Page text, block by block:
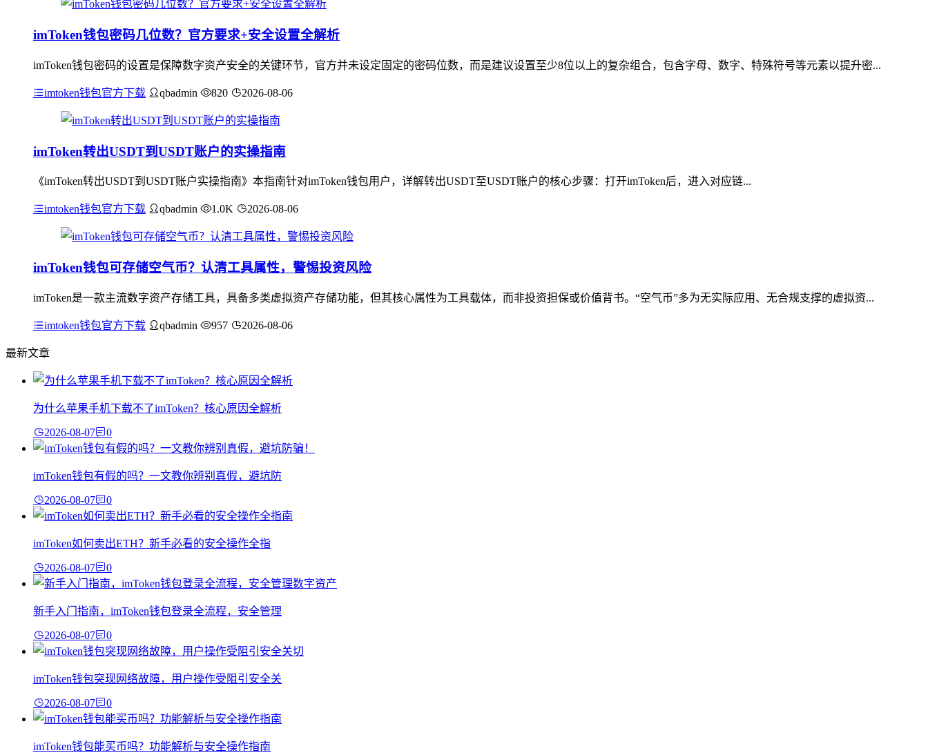
imToken钱包密码几位数？官方要求+安全设置全解析
imToken钱包密码的设置是保障数字资产安全的关键环节，官方并未设定固定的密码位数，而是建议设置至少8位以上的复杂组合，包含字母、数字、特殊符号等元素以提升密...
imtoken钱包官方下载 qbadmin 820 2026-08-06
imToken转出USDT到USDT账户的实操指南
《imToken转出USDT到USDT账户实操指南》本指南针对imToken钱包用户，详解转出USDT至USDT账户的核心步骤：打开imToken后，进入对应链...
imtoken钱包官方下载 qbadmin 1.0K 2026-08-06
imToken钱包可存储空气币？认清工具属性，警惕投资风险
imToken是一款主流数字资产存储工具，具备多类虚拟资产存储功能，但其核心属性为工具载体，而非投资担保或价值背书。“空气币”多为无实际应用、无合规支撑的虚拟资...
imtoken钱包官方下载 qbadmin 957 2026-08-06
最新文章
为什么苹果手机下载不了imToken？核心原因全解析
2026-08-07 0
imToken钱包有假的吗？一文教你辨别真假，避坑防
2026-08-07 0
imToken如何卖出ETH？新手必看的安全操作全指
2026-08-07 0
新手入门指南，imToken钱包登录全流程，安全管理
2026-08-07 0
imToken钱包突现网络故障，用户操作受阻引安全关
2026-08-07 0
imToken钱包能买币吗？功能解析与安全操作指南